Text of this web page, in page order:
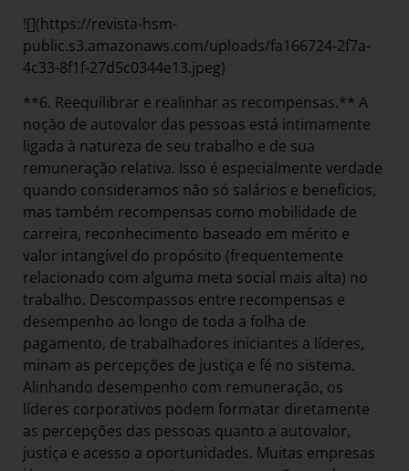
![](https://revista-hsm-
public.s3.amazonaws.com/uploads/fa166724-2f7a-
4c33-8f1f-27d5c0344e13.jpeg)
**6. Reequilibrar e realinhar as recompensas.** A
noção de autovalor das pessoas está intimamente
ligada à natureza de seu trabalho e de sua
remuneração relativa. Isso é especialmente verdade
quando consideramos não só salários e benefícios,
mas também recompensas como mobilidade de
carreira, reconhecimento baseado em mérito e
valor intangível do propósito (frequentemente
relacionado com alguma meta social mais alta) no
trabalho. Descompassos entre recompensas e
desempenho ao longo de toda a folha de
pagamento, de trabalhadores iniciantes a líderes,
minam as percepções de justiça e fé no sistema.
Alinhando desempenho com remuneração, os
líderes corporativos podem formatar diretamente
as percepções das pessoas quanto a autovalor,
justiça e acesso a oportunidades. Muitas empresas